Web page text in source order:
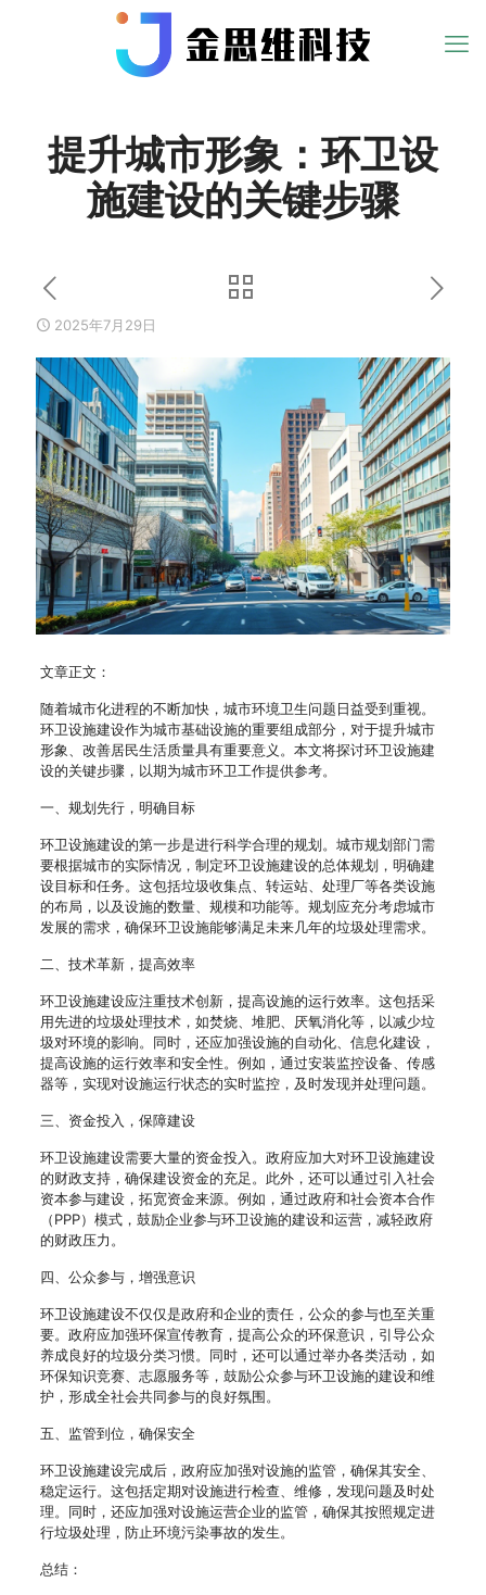
提升城市形象：环卫设
施建设的关键步骤
2025年7月29日
文章正文：
随着城市化进程的不断加快，城市环境卫生问题日益受到重视。
环卫设施建设作为城市基础设施的重要组成部分，对于提升城市
形象、改善居民生活质量具有重要意义。本文将探讨环卫设施建
设的关键步骤，以期为城市环卫工作提供参考。
一、规划先行，明确目标
环卫设施建设的第一步是进行科学合理的规划。城市规划部门需
要根据城市的实际情况，制定环卫设施建设的总体规划，明确建
设目标和任务。这包括垃圾收集点、转运站、处理厂等各类设施
的布局，以及设施的数量、规模和功能等。规划应充分考虑城市
发展的需求，确保环卫设施能够满足未来几年的垃圾处理需求。
二、技术革新，提高效率
环卫设施建设应注重技术创新，提高设施的运行效率。这包括采
用先进的垃圾处理技术，如焚烧、堆肥、厌氧消化等，以减少垃
圾对环境的影响。同时，还应加强设施的自动化、信息化建设，
提高设施的运行效率和安全性。例如，通过安装监控设备、传感
器等，实现对设施运行状态的实时监控，及时发现并处理问题。
三、资金投入，保障建设
环卫设施建设需要大量的资金投入。政府应加大对环卫设施建设
的财政支持，确保建设资金的充足。此外，还可以通过引入社会
资本参与建设，拓宽资金来源。例如，通过政府和社会资本合作
（PPP）模式，鼓励企业参与环卫设施的建设和运营，减轻政府
的财政压力。
四、公众参与，增强意识
环卫设施建设不仅仅是政府和企业的责任，公众的参与也至关重
要。政府应加强环保宣传教育，提高公众的环保意识，引导公众
养成良好的垃圾分类习惯。同时，还可以通过举办各类活动，如
环保知识竞赛、志愿服务等，鼓励公众参与环卫设施的建设和维
护，形成全社会共同参与的良好氛围。
五、监管到位，确保安全
环卫设施建设完成后，政府应加强对设施的监管，确保其安全、
稳定运行。这包括定期对设施进行检查、维修，发现问题及时处
理。同时，还应加强对设施运营企业的监管，确保其按照规定进
行垃圾处理，防止环境污染事故的发生。
总结：